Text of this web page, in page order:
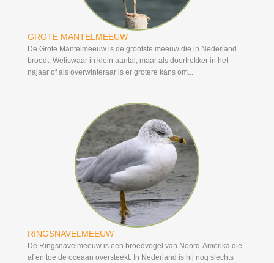
GROTE MANTELMEEUW
De Grote Mantelmeeuw is de grootste meeuw die in Nederland
broedt. Weliswaar in klein aantal, maar als doortrekker in het
najaar of als overwinteraar is er grotere kans om...
RINGSNAVELMEEUW
De Ringsnavelmeeuw is een broedvogel van Noord-Amerika die
af en toe de oceaan oversteekt. In Nederland is hij nog slechts